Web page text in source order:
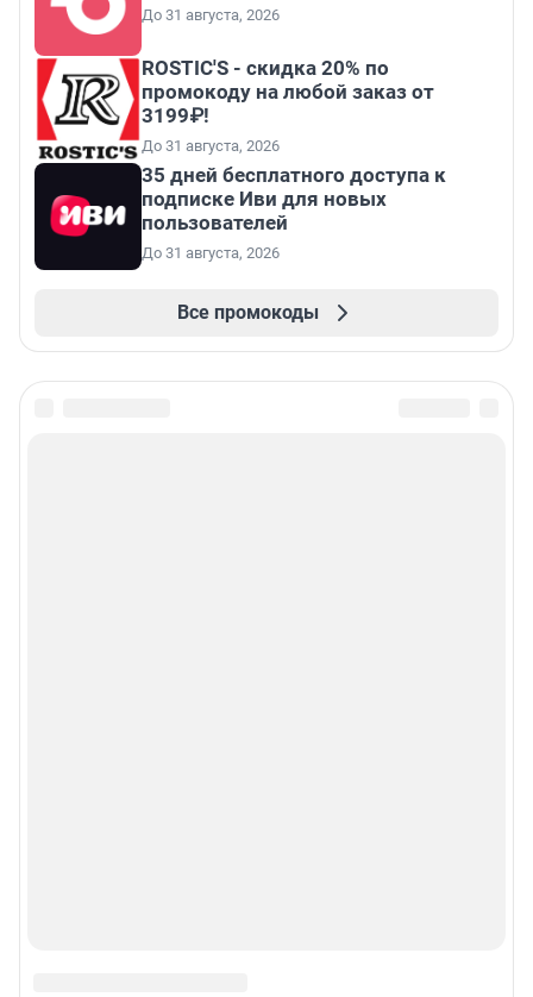
До 31 августа, 2026
ROSTIC'S - скидка 20% по
промокоду на любой заказ от
3199₽!
До 31 августа, 2026
35 дней бесплатного доступа к
подписке Иви для новых
пользователей
До 31 августа, 2026
Все промокоды